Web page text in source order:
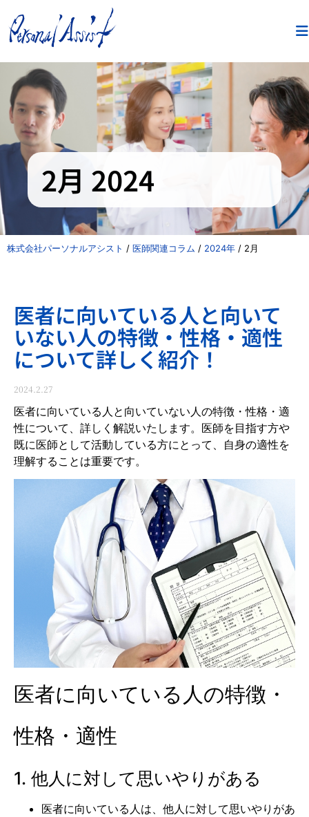
2月 2024
株式会社パーソナルアシスト / 医師関連コラム / 2024年 / 2月
医者に向いている人と向いて
いない人の特徴・性格・適性
について詳しく紹介！
2024.2.27
医者に向いている人と向いていない人の特徴・性格・適
性について、詳しく解説いたします。医師を目指す方や
既に医師として活動している方にとって、自身の適性を
理解することは重要です。
医者に向いている人の特徴・
性格・適性
1. 他人に対して思いやりがある
医者に向いている人は、他人に対して思いやりがあ